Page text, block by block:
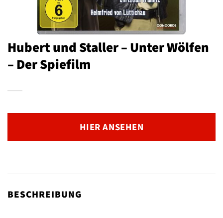
Hubert und Staller – Unter Wölfen
– Der Spiefilm
HIER ANSEHEN
BESCHREIBUNG